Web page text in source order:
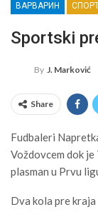
ВАРВАРИН
Sportski
By J. Marković
Share
Fudbaleri
Voždovcem dok
plasman u Prvu
Dva kola pre